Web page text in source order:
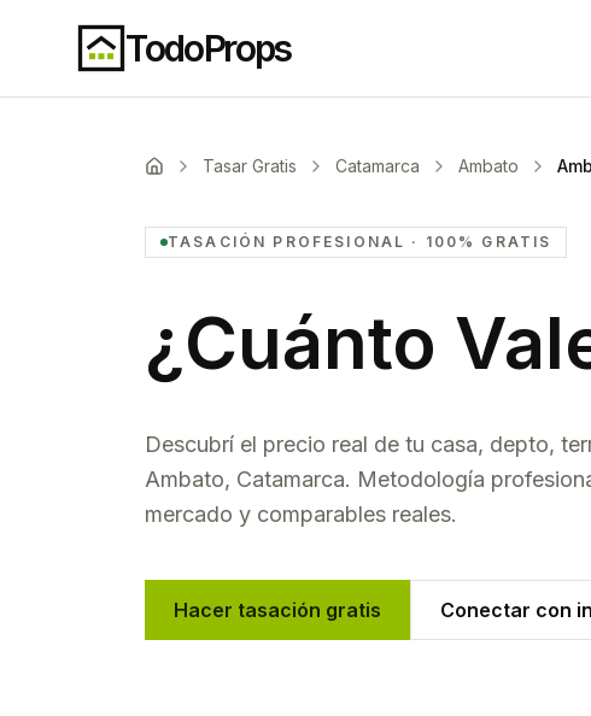
TodoProps
Tasar Gratis Catamarca Ambato
TASACIÓN PROFESIONAL · 100% GRATIS
¿Cuánto
Descubrí el precio real de tu casa, depto,
Ambato, Catamarca. Metodología
mercado y comparables reales.
Hacer tasación gratis Conectar con